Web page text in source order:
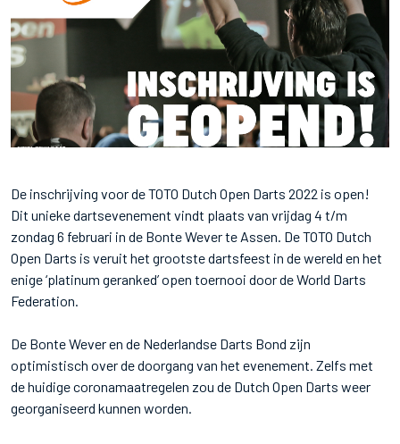
De inschrijving voor de TOTO Dutch Open Darts 2022 is open!
Dit unieke dartsevenement vindt plaats van vrijdag 4 t/m
zondag 6 februari in de Bonte Wever te Assen. De TOTO Dutch
Open Darts is veruit het grootste dartsfeest in de wereld en het
enige ‘platinum geranked’ open toernooi door de World Darts
Federation.
De Bonte Wever en de Nederlandse Darts Bond zijn
optimistisch over de doorgang van het evenement. Zelfs met
de huidige coronamaatregelen zou de Dutch Open Darts weer
georganiseerd kunnen worden.